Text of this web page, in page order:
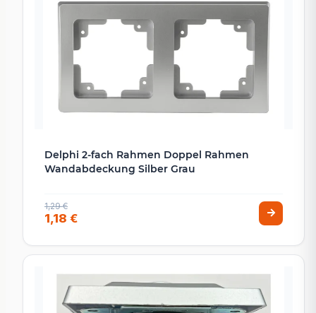
Delphi 2-fach Rahmen Doppel Rahmen
Wandabdeckung Silber Grau
1,29 €
1,18 €